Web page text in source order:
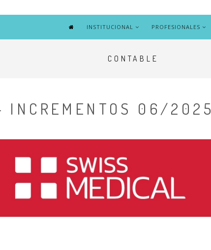
INSTITUCIONAL PROFESIONALES
CONTABLE
INCREMENTOS 06/2025